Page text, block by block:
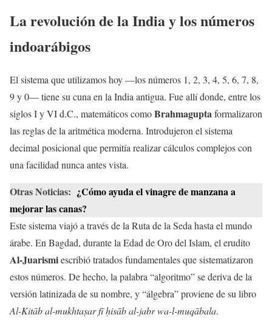
La revolución de la India y los números
indoarábigos
El sistema que utilizamos hoy —los números 1, 2, 3, 4, 5, 6, 7, 8,
9 y 0— tiene su cuna en la India antigua. Fue allí donde, entre los
siglos I y VI d.C., matemáticos comoBrahmaguptaformalizaron
las reglas de la aritmética moderna. Introdujeron el sistema
decimal posicional que permitía realizar cálculos complejos con
una facilidad nunca antes vista.
Otras Noticias: ¿Cómo ayuda el vinagre de manzana a
mejorar las canas?
Este sistema viajó a través de la Ruta de la Seda hasta el mundo
árabe. En Bagdad, durante la Edad de Oro del Islam, el erudito
Al-Juarismiescribió tratados fundamentales que sistematizaron
estos números. De hecho, la palabra “algoritmo” se deriva de la
versión latinizada de su nombre, y “álgebra” proviene de su libro
Al-Kitāb al-mukhtaṣar fī ḥisāb al-jabr wa-l-muqābala.